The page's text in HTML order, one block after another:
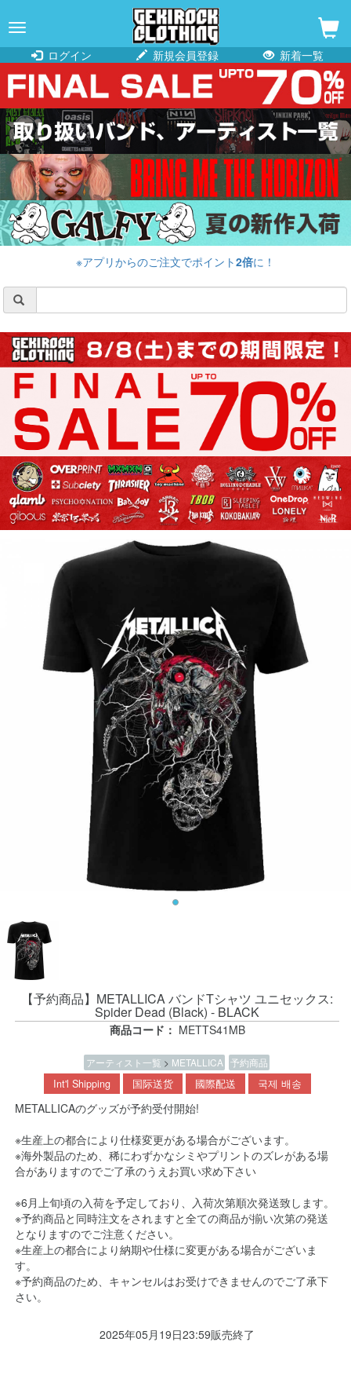
navigation
ログイン
新規会員登録 新着一覧
※アプリからのご注文でポイント2倍に！
【予約商品】METALLICA バンドTシャツ ユニセックス:
Spider Dead (Black) - BLACK
商品コード： METTS41MB
アーティスト一覧 > METALLICA 予約商品
Int'l Shipping 国际送货 國際配送 국제 배송
METALLICAのグッズが予約受付開始!
※生産上の都合により仕様変更がある場合がございます。
※海外製品のため、稀にわずかなシミやプリントのズレがある場
合がありますのでご了承のうえお買い求め下さい
※6月上旬頃の入荷を予定しており、入荷次第順次発送致します。
※予約商品と同時注文をされますと全ての商品が揃い次第の発送
となりますのでご注意ください。
※生産上の都合により納期や仕様に変更がある場合がございま
す。
※予約商品のため、キャンセルはお受けできませんのでご了承下
さい。
2025年05月19日23:59販売終了